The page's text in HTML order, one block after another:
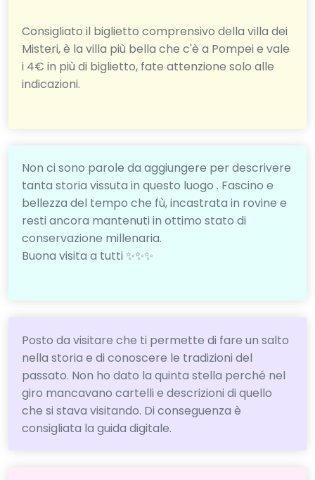
Consigliato il biglietto comprensivo della villa dei
Misteri, è la villa più bella che c'è a Pompei e vale
i 4€ in più di biglietto, fate attenzione solo alle
indicazioni.
Non ci sono parole da aggiungere per descrivere
tanta storia vissuta in questo luogo . Fascino e
bellezza del tempo che fù, incastrata in rovine e
resti ancora mantenuti in ottimo stato di
conservazione millenaria.
Buona visita a tutti ✨✨✨
Posto da visitare che ti permette di fare un salto
nella storia e di conoscere le tradizioni del
passato. Non ho dato la quinta stella perché nel
giro mancavano cartelli e descrizioni di quello
che si stava visitando. Di conseguenza è
consigliata la guida digitale.